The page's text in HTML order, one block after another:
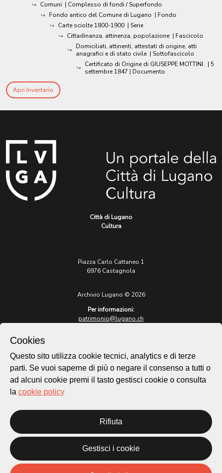
Comuni | Complesso di fondi / Superfondo
Fondo antico del Comune di Lugano | Fondo
Carte sciolte 1800-1900 | Serie
Cittadinanza, attinenza, popolazione | Fascicolo
Domiciliati, attinenti, attestati di origine, atti
anagrafici e di stato civile | Sottofascicolo
Certificato di Origine di GIUSEPPE MOTTINI. | 5
settembre 1847 | Documento
Apri Inventario
Città di Lugano
Cultura
Piazza Carlo Cattaneo 1
6976 Castagnola
Archivio Lugano © 2026
Per informazioni:
patrimonio@lugano.ch
lugano.ch
Cookie policy
Homepage
Temi
Mappa
Novità
Progetti
Cookies
Questo sito utilizza cookie tecnici, analytics e di terze
parti. Se vuoi saperne di più o negare il consenso a tutti o
ad alcuni cookie premi il tasto gestisci cookie o consulta
la cookie policy
Rifiuta
Gestisci i cookie